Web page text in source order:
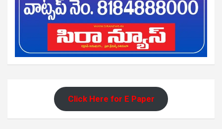
Click Here for E Paper